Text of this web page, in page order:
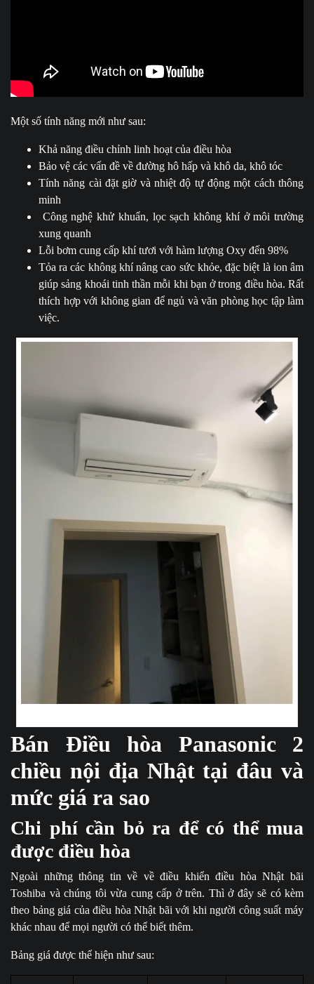
Một số tính năng mới như sau:
Khả năng điều chỉnh linh hoạt của điều hòa
Bảo vệ các vấn đề về đường hô hấp và khô da, khô tóc
Tính năng cài đặt giờ và nhiệt độ tự động một cách thông
minh
Công nghệ khử khuẩn, lọc sạch không khí ở môi trường
xung quanh
Lỗi bơm cung cấp khí tươi với hàm lượng Oxy đến 98%
Tỏa ra các không khí nâng cao sức khỏe, đặc biệt là ion âm
giúp sảng khoái tinh thần mỗi khi bạn ở trong điều hòa. Rất
thích hợp với không gian để ngủ và văn phòng học tập làm
việc.
Bán Điều hòa Panasonic 2
chiều nội địa Nhật tại đâu và
mức giá ra sao
Chi phí cần bỏ ra để có thể mua
được điều hòa
Ngoài những thông tin về về điều khiển điều hòa Nhật bãi
Toshiba và chúng tôi vừa cung cấp ở trên. Thì ở đây sẽ có kèm
theo bảng giá của điều hòa Nhật bãi với khi người công suất máy
khác nhau để mọi người có thể biết thêm.
Bảng giá được thể hiện như sau: